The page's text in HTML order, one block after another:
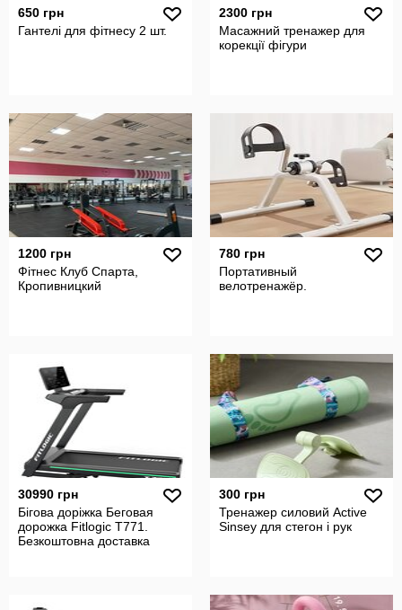
650 грн
Гантелі для фітнесу 2 шт.
2300 грн
Масажний тренажер для
корекції фігури
1200 грн
Фітнес Клуб Спарта,
Кропивницкий
780 грн
Портативный
велотренажёр.
30990 грн
Бігова доріжка Беговая
дорожка Fitlogic T771.
Безкоштовна доставка
300 грн
Тренажер силовий Active
Sinsey для стегон і рук